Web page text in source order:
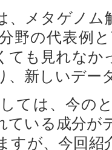
、メタゲノム
野の代表例
ても見れなか
、新しいデー
ては、今の
ている成分が
すが、今回紹